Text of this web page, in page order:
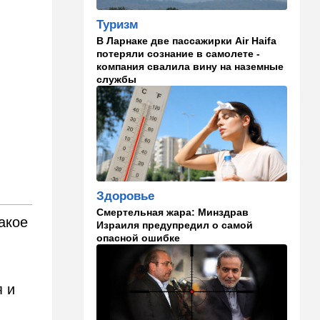
и
Открытое письмо министру
Итамару Бен-Гвиру
18:00 Транспорт
Реформа общественного
транспорта в Израиле: что
изменится для пассажиров
автобусов и поездов
17:48 Здоровье
Впервые в этом году:
пенсионер скончался из-за
укуса комара
17:14 Израиль
Снимали порт в Эйлате и
гору Герцль: так Тамерлан и
Алина продались иранской
разведке
Израиль
Злобный охранник:
Туризм
В Ларнаке две пассажирки Air Haifa
потеряли сознание в самолете -
компания свалила вину на наземные
службы
Здоровье
Смертельная жара: Минздрав
Израиля предупредил о самой
опасной ошибке